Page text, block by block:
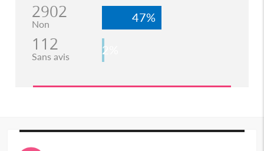
2902
Non 47%
112
Sans avis 2%